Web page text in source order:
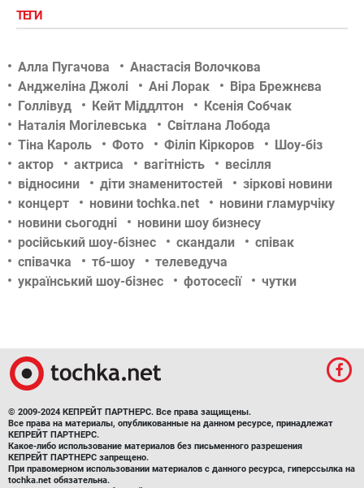
ТЕГИ
Алла Пугачова
Анастасія Волочкова
Анджеліна Джолі
Ані Лорак
Віра Брежнєва
Голлівуд
Кейт Міддлтон
Ксенія Собчак
Наталія Могілевська
Світлана Лобода
Тіна Кароль
Фото Філіп Кіркоров
Шоу-біз
актор
актриса вагітність
весілля
відносини
діти знаменитостей
зіркові новини
концерт
новини tochka.net
новини гламурчіку
новини сьогодні
новини шоу бизнесу
російський шоу-бізнес
скандали
співак
співачка
тб-шоу
телеведуча
український шоу-бізнес
фотосесії чутки
© 2009-2024 КЕПРЕЙТ ПАРТНЕРС. Все права защищены.
Все права на материалы, опубликованные на данном ресурсе, принадлежат
КЕПРЕЙТ ПАРТНЕРС.
Какое-либо использование материалов без письменного разрешения
КЕПРЕЙТ ПАРТНЕРС запрещено.
При правомерном использовании материалов с данного ресурса, гиперссылка на
tochka.net обязательна.